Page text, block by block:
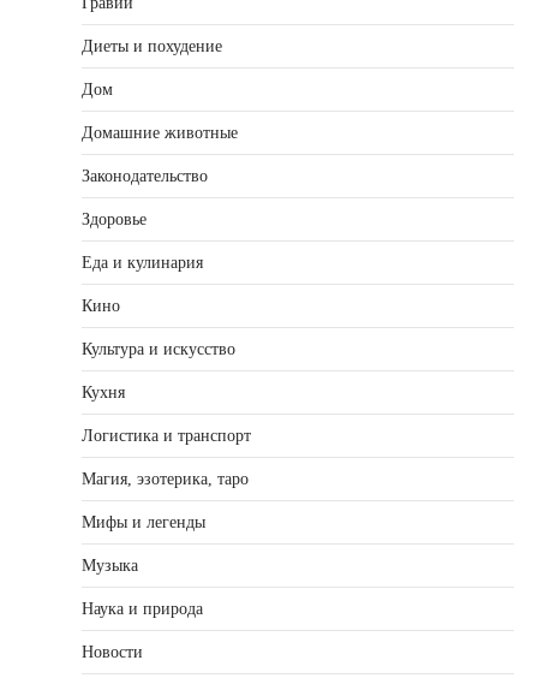
Диеты и похудение
Дом
Домашние животные
Законодательство
Здоровье
Еда и кулинария
Кино
Культура и искусство
Кухня
Логистика и транспорт
Магия, эзотерика, таро
Мифы и легенды
Музыка
Наука и природа
Новости